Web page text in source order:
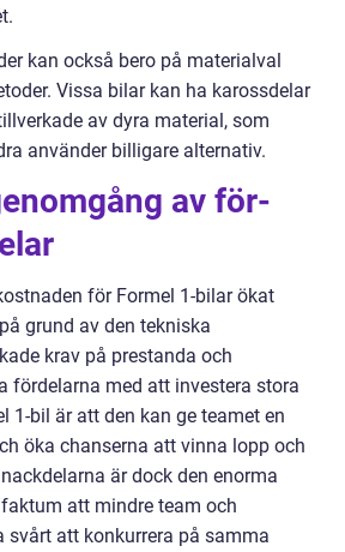
kan också bero på materialval
Vissa bilar kan ha karossdelar
av dyra material, som
använder billigare alternativ.
av för-
för Formel 1-bilar ökat
grund av den tekniska
krav på prestanda och
fördelarna med att investera stora
1-bil är att den kan ge teamet en
öka chanserna att vinna lopp och
är dock den enorma
att mindre team och
svårt att konkurrera på samma